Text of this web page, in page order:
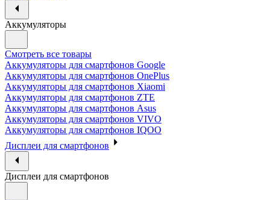
Аккумуляторы
Смотреть все товары
Аккумуляторы для смартфонов Google
Аккумуляторы для смартфонов OnePlus
Аккумуляторы для смартфонов Xiaomi
Аккумуляторы для смартфонов ZTE
Аккумуляторы для cмартфонов Asus
Аккумуляторы для смартфонов VIVO
Аккумуляторы для смартфонов IQOO
Дисплеи для смартфонов
Дисплеи для смартфонов